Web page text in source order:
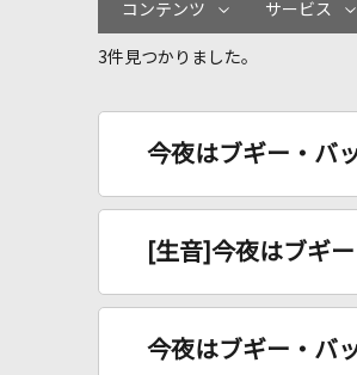
コンテンツ サービス
3件見つかりました。
今夜はブギー・バ
[生音]今夜はブギ
今夜はブギー・バ